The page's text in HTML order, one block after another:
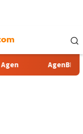
AgenBRILink